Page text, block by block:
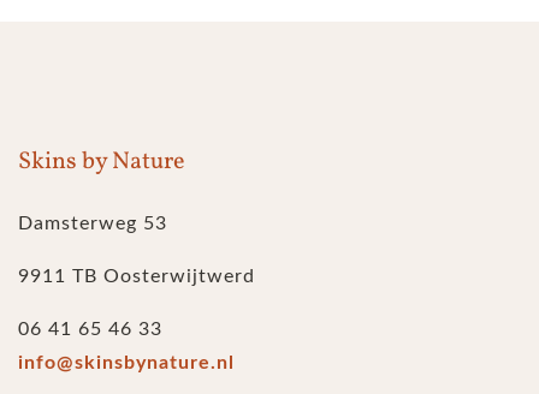
Skins by Nature
Damsterweg 53
9911 TB Oosterwijtwerd
06 41 65 46 33
info@skinsbynature.nl